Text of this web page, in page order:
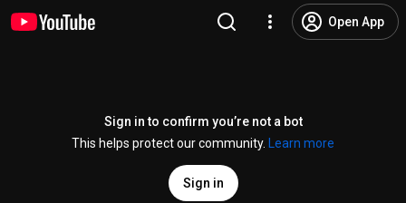
Open App
Sign in to confirm you’re not a bot
This helps protect our community.
Learn more
Sign in